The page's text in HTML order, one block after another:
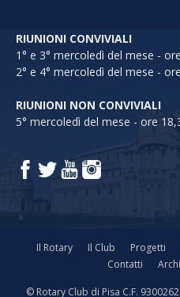
RIUNIONI CONVIVIALI
1° e 3° mercoledì del mese -
2° e 4° mercoledì del mese -
RIUNIONI NON CONVIVIALI
5° mercoledì del mese - ore
Il Rotary Il Club Progetti
Contatti
© Rotary Club di Pisa C.F.